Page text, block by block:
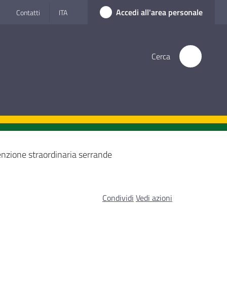
Contatti ITA Accedi all'area personale
Cerca
straordinaria serrande
Condividi Vedi azioni